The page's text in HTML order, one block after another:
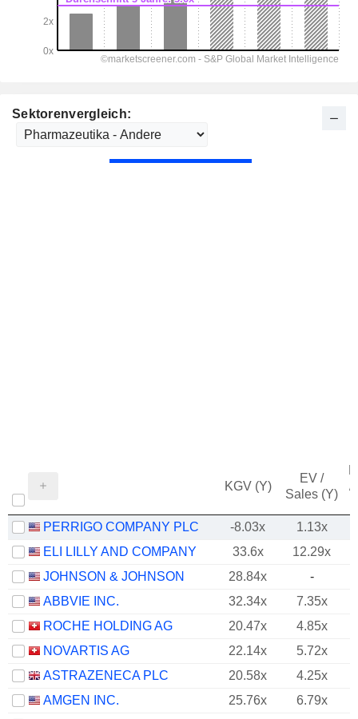
Sektorenvergleich:
KGV (Y)
EV /
Sales (Y)
/
PERRIGO COMPANY PLC -8.03x
1.13x
ELI LILLY AND COMPANY
33.6x 12.29x
JOHNSON & JOHNSON
28.84x
-
ABBVIE INC.
32.34x
7.35x
ROCHE HOLDING AG
20.47x 4.85x
NOVARTIS AG
22.14x 5.72x
ASTRAZENECA PLC
20.58x 4.25x
AMGEN INC.
25.76x 6.79x